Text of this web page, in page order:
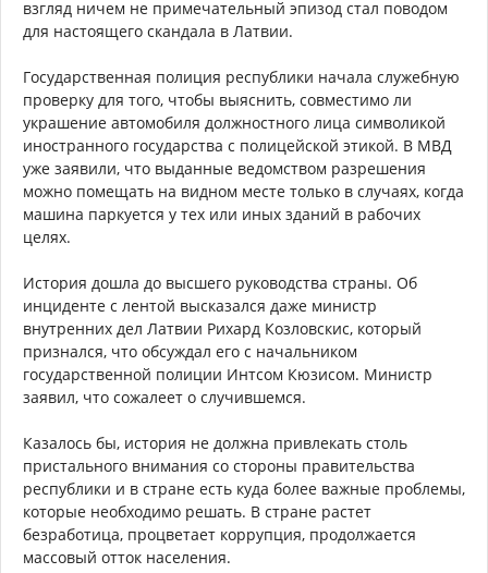
взгляд ничем не примечательный эпизод стал поводом
для настоящего скандала в Латвии.
Государственная полиция республики начала служебную
проверку для того, чтобы выяснить, совместимо ли
украшение автомобиля должностного лица символикой
иностранного государства с полицейской этикой. В МВД
уже заявили, что выданные ведомством разрешения
можно помещать на видном месте только в случаях, когда
машина паркуется у тех или иных зданий в рабочих
целях.
История дошла до высшего руководства страны. Об
инциденте с лентой высказался даже министр
внутренних дел Латвии Рихард Козловскис, который
признался, что обсуждал его с начальником
государственной полиции Интсом Кюзисом. Министр
заявил, что сожалеет о случившемся.
Казалось бы, история не должна привлекать столь
пристального внимания со стороны правительства
республики и в стране есть куда более важные проблемы,
которые необходимо решать. В стране растет
безработица, процветает коррупция, продолжается
массовый отток населения.